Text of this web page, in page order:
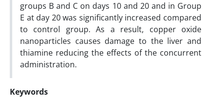
groups B and C on days 10 and 20 and in Group
E at day 20 was significantly increased compared
to control group. As a result, copper oxide
nanoparticles causes damage to the liver and
thiamine reducing the effects of the concurrent
administration.
Keywords